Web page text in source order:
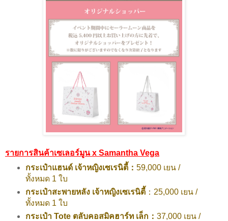
รายการสินค้าเซเลอร์มูน x Samantha Vega
กระเป๋าแฮนด์ เจ้าหญิงเซเรนิตี้： 59,000 เยน /
ทั้งหมด 1 ใบ
กระเป๋าสะพายหลัง เจ้าหญิงเซเรนิตี้：25,000 เยน /
ทั้งหมด 1 ใบ
กระเป๋า Tote ตลับคอสมิคฮาร์ท เล็ก： 37,000 เยน /